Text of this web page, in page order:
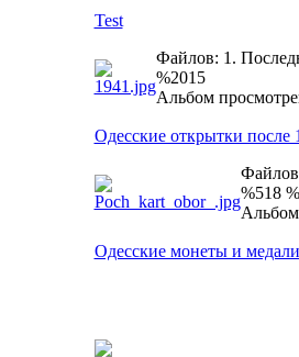
Test
Файлов: 1.
%2015
Альбом
Одесские открытки после
%518
Альбом
Одесские монеты и медали